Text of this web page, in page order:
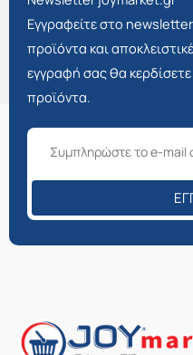
Εγγραφείτε στο newsletter
προϊόντα και
εγγραφή σας θα κερδίσετε
προϊόντα.